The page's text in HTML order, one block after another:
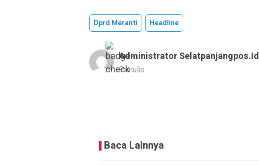
Dprd Meranti Headline
Administrator Selatpanjangpos.id
Penulis
Baca Lainnya